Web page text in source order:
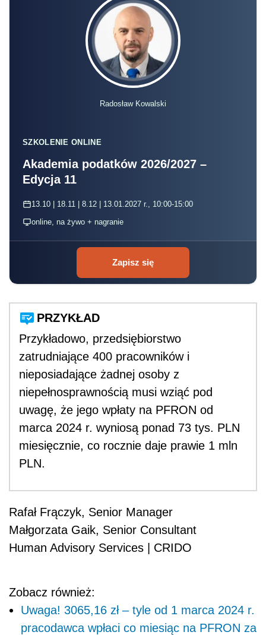
Radosław Kowalski
SZKOLENIE ONLINE
Akademia podatków 2026/2027 –
Edycja 11
13.10 | 18.11 | 8.12 | 13.01.2027 r., 10:00-15:00
online, na żywo + nagranie
Zapisz się
PRZYKŁAD
Przykładowo, przedsiębiorstwo
zatrudniające 400 pracowników i
nieposiadające żadnej osoby z
niepełnosprawnością musi wziąć pod
uwagę, że jego wpłaty na PFRON od
marca 2024 r. wyniosą ponad 73 tys. PLN
miesięcznie, co rocznie daje prawie 1 mln
PLN.
Rafał Frączyk, Senior Manager
Małgorzata Gaik, Senior Consultant
Human Advisory Services | CRIDO
Zobacz również:
Uwaga! 3065,16 zł – tyle od 1 marca 2024 r.
pracodawca wpłaci co miesiąc na PFRON za